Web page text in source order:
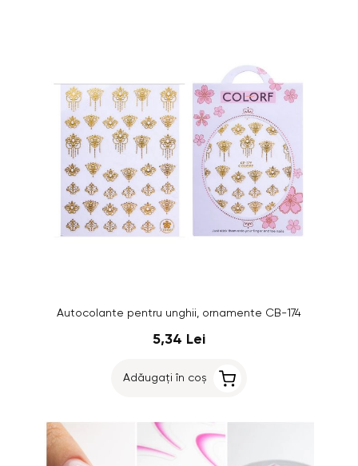
Autocolante pentru unghii, ornamente CB-174
5,34 Lei
Adăugați în coș